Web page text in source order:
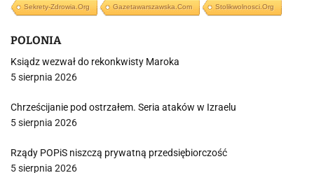
Sekrety-Zdrowia.org Gazetawarszawska.com Stolikwolnosci.org
POLONIA
Ksiądz wezwał do rekonkwisty Maroka
5 sierpnia 2026
Chrześcijanie pod ostrzałem. Seria ataków w Izraelu
5 sierpnia 2026
Rządy POPiS niszczą prywatną przedsiębiorczość
5 sierpnia 2026